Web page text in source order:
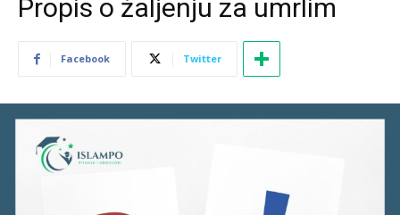
Propis o žaljenju za umrlim
Facebook Twitter